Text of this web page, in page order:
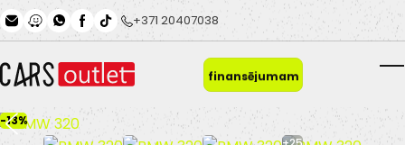
Skip to main content+371 20407038
Pieteikties
finansējumam
-13%